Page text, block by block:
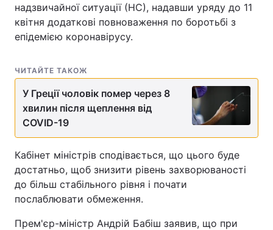
надзвичайної ситуації (НС), надавши уряду до 11
квітня додаткові повноваження по боротьбі з
епідемією коронавірусу.
ЧИТАЙТЕ ТАКОЖ
У Греції чоловік помер через 8
хвилин після щеплення від
COVID-19
Кабінет міністрів сподівається, що цього буде
достатньо, щоб знизити рівень захворюваності
до більш стабільного рівня і почати
послаблювати обмеження.
Прем'єр-міністр Андрій Бабіш заявив, що при